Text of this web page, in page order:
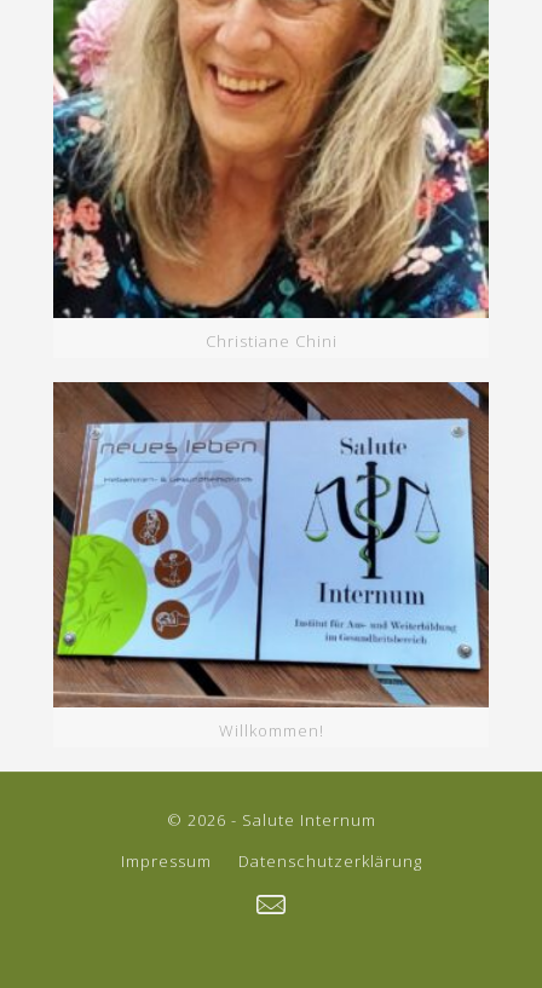
Christiane Chini
Willkommen!
© 2026 - Salute Internum
Impressum
Datenschutzerklärung